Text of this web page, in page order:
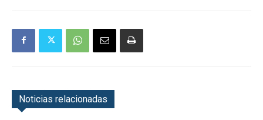
Noticias relacionadas